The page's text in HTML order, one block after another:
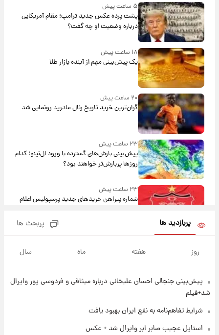
۵ ساعت پیش
پشت پرده عکس جدید ترامپ؛ مقام آمریکایی
درباره وضعیت او چه گفت؟
۱۸ ساعت پیش
یک پیش‌بینی مهم از آینده بازار طلا
۲۰ ساعت پیش
گران‌ترین خرید تاریخ رئال مادرید رونمایی شد
۲۳ ساعت پیش
پیش‌بینی بارش‌های گسترده با ورود ال‌نینو؛ کدام
روزها پربارش‌تر خواهند بود؟
۲۳ ساعت پیش
شماره پیراهن خریدهای جدید پرسپولیس اعلام
شد+فیلم
۱ روز پیش
۱ روز پیش
پربازدید ها پربحث ها
روز هفته ماه سال
پیش‌بینی جنجالی احسان علیخانی درباره میثاقی و فردوسی پور وایرال
شد+فیلم
شرایط تفاهم‌نامه به نفع ایران بهبود یافت
استایل عجیب صابر ابر وایرال شد + عکس